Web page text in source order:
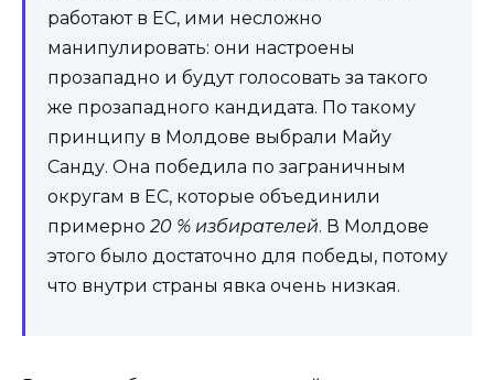
работают в ЕС, ими несложно
манипулировать: они настроены
прозападно и будут голосовать за такого
же прозападного кандидата. По такому
принципу в Молдове выбрали Майу
Санду. Она победила по заграничным
округам в ЕС, которые объединили
примерно 20 % избирателей. В Молдове
этого было достаточно для победы, потому
что внутри страны явка очень низкая.